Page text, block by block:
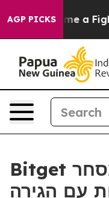
AGP PICKSa Fight
Bitget משפרת את המסחר
עם הגירה